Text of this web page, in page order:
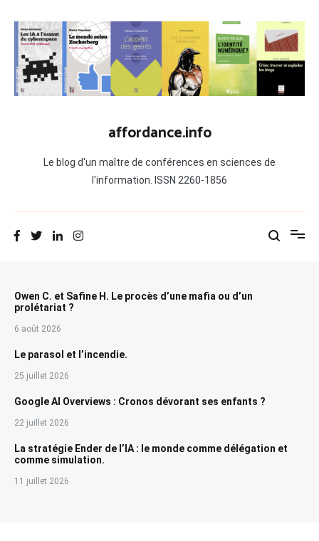
contenu
affordance.info
Le blog d'un maître de conférences en sciences de
l'information. ISSN 2260-1856
Owen C. et Safine H. Le procès d’une mafia ou d’un
prolétariat ?
6 août 2026
Le parasol et l’incendie.
25 juillet 2026
Google AI Overviews : Cronos dévorant ses enfants ?
22 juillet 2026
La stratégie Ender de l’IA : le monde comme délégation et
comme simulation.
11 juillet 2026